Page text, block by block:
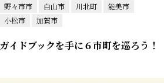
野々市市
白山市 川北町
能美市
小松市
加賀市
ガイドブックを手に６市町を巡ろう！